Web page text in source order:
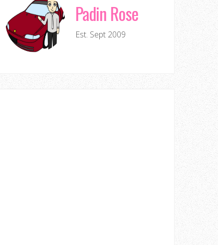
Padin Rose
Est. Sept 2009